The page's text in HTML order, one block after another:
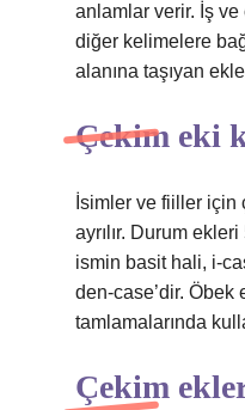
anlamlar verir. İş
diğer kelimelere
alanına taşıyan
Çekim eki
İsimler ve fiiller için
ayrılır. Durum
ismin basit hali, i-
den-case’dir. Öbek
tamlamalarında
Çekim